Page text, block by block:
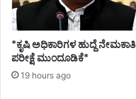
*ಕೃಷಿ ಅಧಿಕಾರಿಗಳ ಹುದ್ದೆ ನೇಮಕಾತಿ
ಪರೀಕ್ಷೆ ಮುಂದೂಡಿಕೆ*
19 hours ago